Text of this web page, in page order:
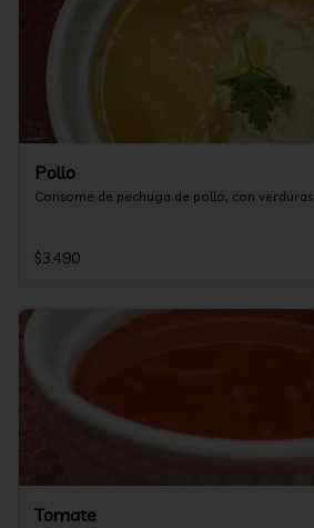
Pollo
Consome de pechuga de pollo, con verduras
$3.490
Tomate